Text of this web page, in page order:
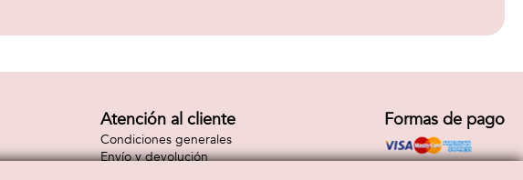
Atención al cliente
Condiciones generales
Envío y devolución
Formas de pago